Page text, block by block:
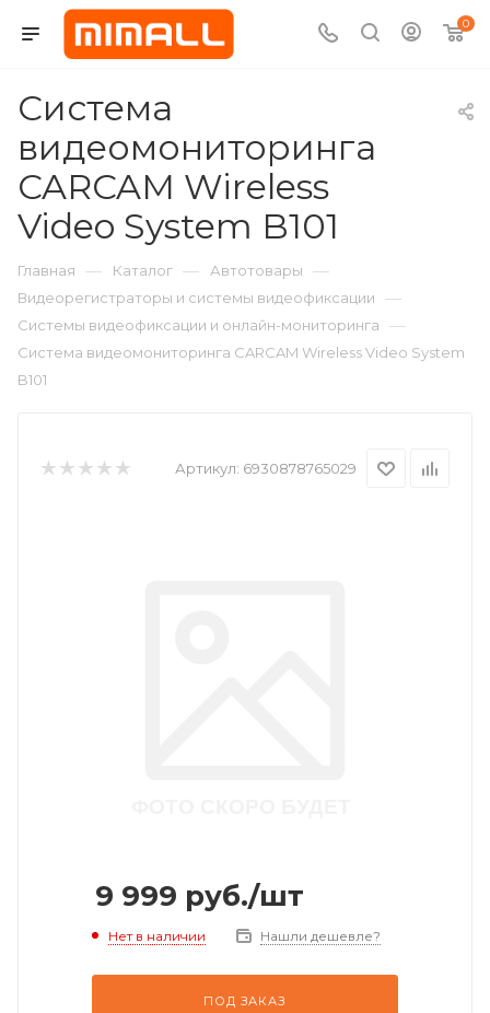
0
Система
видеомониторинга
CARCAM Wireless
Video System B101
Главная — Каталог — Автотовары —
Видеорегистраторы и системы видеофиксации —
Системы видеофиксации и онлайн-мониторинга —
Система видеомониторинга CARCAM Wireless Video System
B101
Артикул: 6930878765029
9 999 руб./шт
Нет в наличии Нашли дешевле?
ПОД ЗАКАЗ